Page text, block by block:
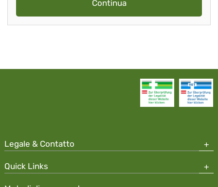
Continua
Legale & Contatto
Quick Links